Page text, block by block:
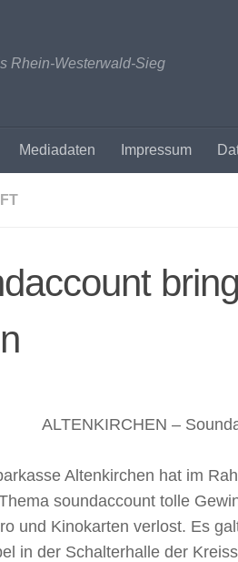
Rhein-Westerwald-Sieg
Mediadaten Impressum
ALTENKIRCHEN –
Altenkirchen hat im
soundaccount tolle
und Kinokarten verlost. Es
in der Schalterhalle der